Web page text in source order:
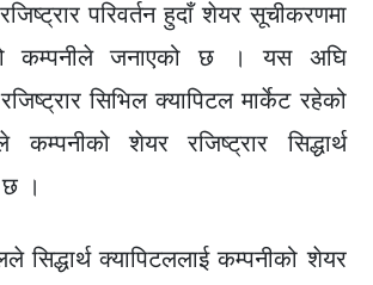
परिवर्तन हुदाँ शेयर सूचीकरणमा
कम्पनीले जनाएको छ । यस अघि
सिभिल क्यापिटल मार्केट रहेको
शेयर रजिष्ट्रार सिद्धार्थ
छ ।
सिद्धार्थ क्यापिटललाई कम्पनीको शेयर